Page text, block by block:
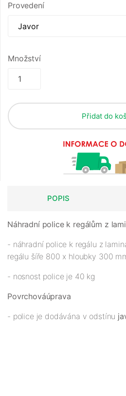
Provedení
Množství
Přidat do
POPIS
Náhradní police k regálům z
- náhradní police k regálu z
regálu šíře 800 x hloubky 300
- nosnost police je 40 kg
Povrchováúprava
- police je dodávána v odstínu